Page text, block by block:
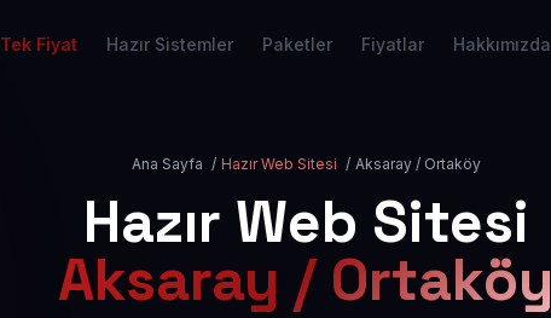
Tek Fiyat Hazır Sistemler Paketler Fiyatlar Hakkımızda
Ana Sayfa / Hazır Web Sitesi / Aksaray / Ortaköy
Hazır Web Sitesi
Aksaray / Ortaköy